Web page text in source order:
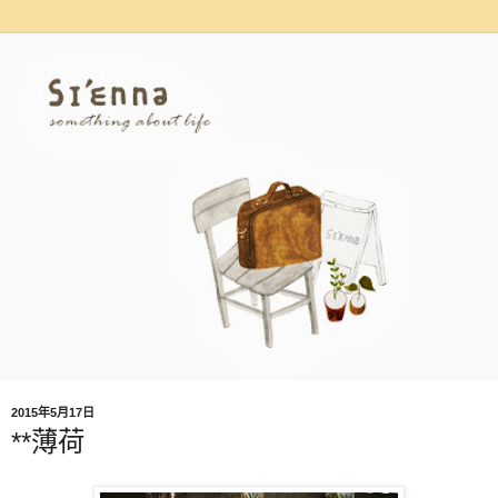
2015年5月17日
**薄荷